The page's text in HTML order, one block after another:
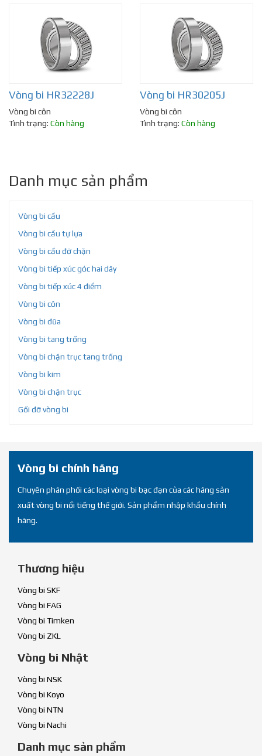
Vòng bi HR32228J
Vòng bi côn
Tình trạng: Còn hàng
Vòng bi HR30205J
Vòng bi côn
Tình trạng: Còn hàng
Danh mục sản phẩm
Vòng bi cầu
Vòng bi cầu tự lựa
Vòng bi cầu đỡ chặn
Vòng bi tiếp xúc góc hai dãy
Vòng bi tiếp xúc 4 điểm
Vòng bi côn
Vòng bi đũa
Vòng bi tang trống
Vòng bi chặn trục tang trống
Vòng bi kim
Vòng bi chặn trục
Gối đỡ vòng bi
Vòng bi chính hãng
Chuyên phân phối các loại vòng bi bạc đạn của các hãng sản
xuất vòng bi nổi tiếng thế giới. Sản phẩm nhập khẩu chính
hãng.
Thương hiệu
Vòng bi SKF
Vòng bi FAG
Vòng bi Timken
Vòng bi ZKL
Vòng bi Nhật
Vòng bi NSK
Vòng bi Koyo
Vòng bi NTN
Vòng bi Nachi
Danh mục sản phẩm